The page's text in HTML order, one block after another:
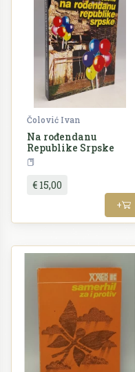
Čolović Ivan
Na rođendanu
Republike Srpske
€ 15,00
+